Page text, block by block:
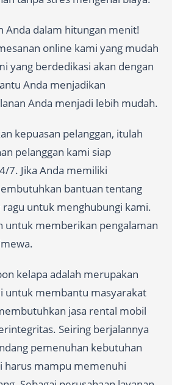
Anda dalam hitungan menit!
online kami yang mudah
yang berdedikasi akan dengan
Anda menjadikan
Anda menjadi lebih mudah.
kepuasan pelanggan, itulah
pelanggan kami siap
7. Jika Anda memiliki
bantuan tentang
ragu untuk menghubungi kami.
untuk memberikan pengalaman
kelapa adalah merupakan
untuk membantu masyarakat
jasa rental mobil
Seiring berjalannya
pemenuhan kebutuhan
harus mampu memenuhi